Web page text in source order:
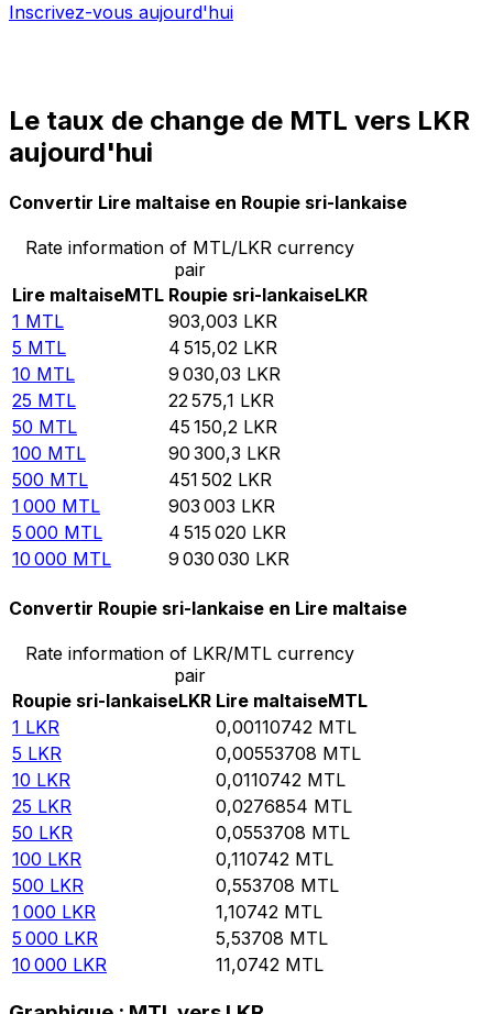
Inscrivez-vous aujourd'hui
Le taux de change de MTL vers LKR
aujourd'hui
Convertir Lire maltaise en Roupie sri-lankaise
Rate information of MTL/LKR currency
pair
Lire maltaiseMTL Roupie sri-lankaiseLKR
1 MTL 903,003 LKR
5 MTL 4 515,02 LKR
10 MTL 9 030,03 LKR
25 MTL 22 575,1 LKR
50 MTL 45 150,2 LKR
100 MTL 90 300,3 LKR
500 MTL 451 502 LKR
1 000 MTL 903 003 LKR
5 000 MTL 4 515 020 LKR
10 000 MTL 9 030 030 LKR
Convertir Roupie sri-lankaise en Lire maltaise
Rate information of LKR/MTL currency
pair
Roupie sri-lankaiseLKR Lire maltaiseMTL
1 LKR 0,00110742 MTL
5 LKR 0,00553708 MTL
10 LKR 0,0110742 MTL
25 LKR 0,0276854 MTL
50 LKR 0,0553708 MTL
100 LKR 0,110742 MTL
500 LKR 0,553708 MTL
1 000 LKR 1,10742 MTL
5 000 LKR 5,53708 MTL
10 000 LKR 11,0742 MTL